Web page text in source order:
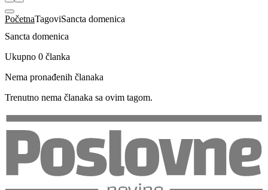
PočetnaTagoviSancta domenica
Sancta domenica
Ukupno 0 članka
Nema pronađenih članaka
Trenutno nema članaka sa ovim tagom.